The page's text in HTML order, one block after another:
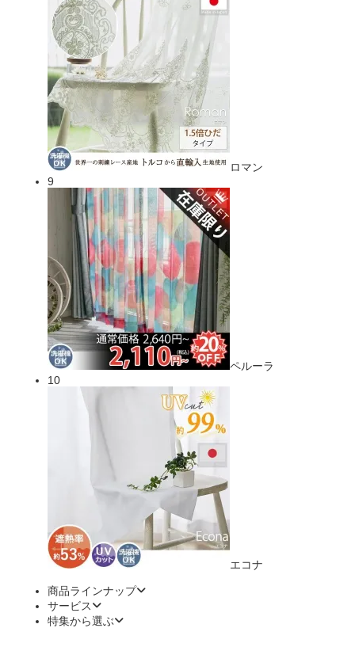
ロマン
9
ペルーラ
10
エコナ
商品ラインナップ
サービス
特集から選ぶ